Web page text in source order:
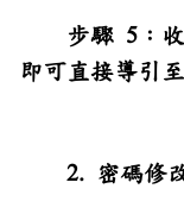
步驟 5：
即可直接導引
2. 密碼修